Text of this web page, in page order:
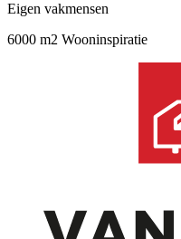
Eigen vakmensen
6000 m2 Wooninspiratie